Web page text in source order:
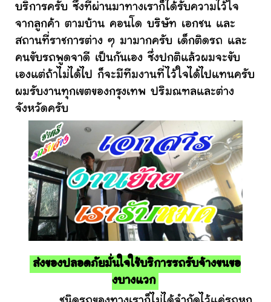
บริการครับ ซึ่งที่ผ่านมาทางเราก็ได้รับความไว้ใจ
จากลูกค้า ตามบ้าน คอนโด บริษัท เอกชน และ
สถานที่ราชการต่าง ๆ มามากครับ เด็กติดรถ และ
คนขับรถพูดจาดี เป็นกันเอง ซึ่งปกติแล้วผมจะขับ
เองแต่ถ้าไม่ได้ไป ก็จะมีทีมงานที่ไว้ใจได้ไปแทนครับ
ผมรับงานทุกเขตของกรุงเทพ ปริมณฑลและต่าง
จังหวัดครับ
ส่งของปลอดภัยมั่นใจใช้บริการรถรับจ้างขนขอ
งบางแวก